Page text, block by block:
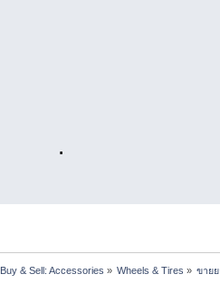
.
Buy & Sell: Accessories » Wheels & Tires » ขาย